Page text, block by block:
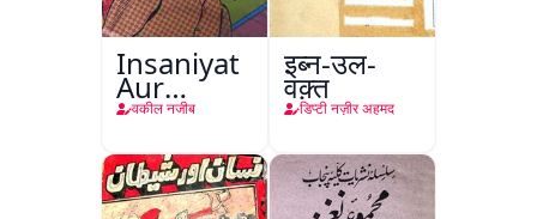
Insaniyat
Aur
Darindagi
वकील नजीब
इब्न-उल-
वक़्त
डिप्टी नज़ीर अहमद